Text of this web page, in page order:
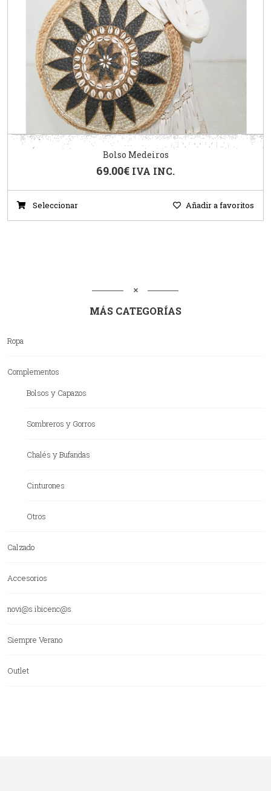
Bolso Medeiros
69.00€ IVA INC.
Seleccionar Añadir a favoritos
MÁS CATEGORÍAS
Ropa
Complementos
Bolsos y Capazos
Sombreros y Gorros
Chalés y Bufandas
Cinturones
Otros
Calzado
Accesorios
novi@s ibicenc@s
Siempre Verano
Outlet